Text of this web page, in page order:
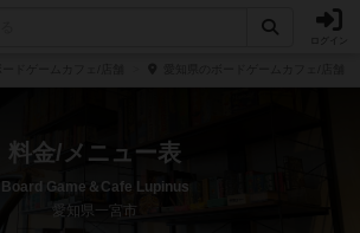
料金/メニュー表
Board Game＆Cafe Lupinus
愛知県一宮市